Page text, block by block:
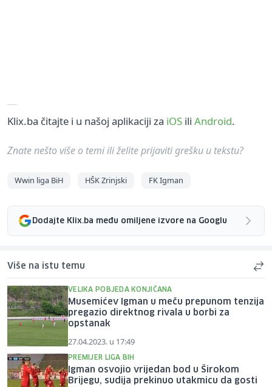
Klix.ba čitajte i u našoj aplikaciji za iOS ili Android.
Znate nešto više o temi ili želite prijaviti grešku u tekstu?
Wwin liga BiH HŠK Zrinjski FK Igman
Dodajte Klix.ba među omiljene izvore na Googlu
Više na istu temu
VELIKA POBJEDA KONJIČANA
Musemićev Igman u meču prepunom tenzija
pregazio direktnog rivala u borbi za
opstanak
27.04.2023. u 17:49
PREMIJER LIGA BIH
Igman osvojio vrijedan bod u Širokom
Brijegu, sudija prekinuo utakmicu da gosti